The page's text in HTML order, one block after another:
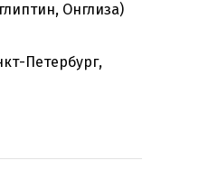
Онглиза)
Петербург,